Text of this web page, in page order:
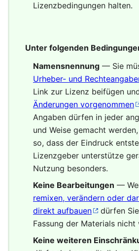
Lizenzbedingungen halten.
Unter folgenden
Namensnennung — Sie
Urheber- und
Link zur Lizenz beifügen
Änderungen vorgenommen
Angaben dürfen in jeder
und Weise gemacht
so, dass der Eindruck
Lizenzgeber unterstütze
Nutzung besonders.
Keine Bearbeitungen —
remixen, verändern oder
direkt aufbauen
dürfen
Fassung der Materials nicht
Keine weiteren